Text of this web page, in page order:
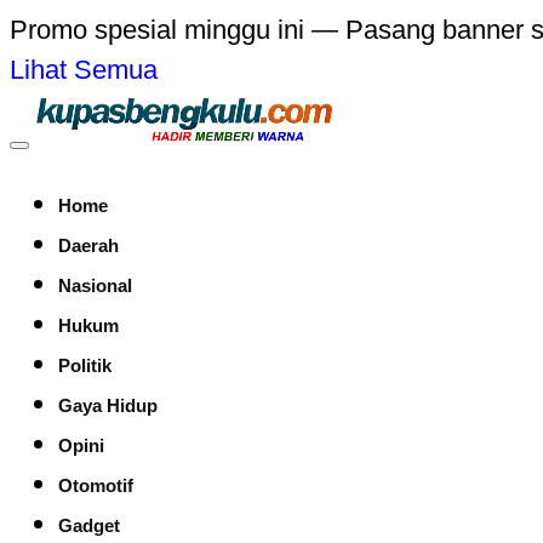
Promo spesial minggu ini — Pasang banner
Lihat Semua
Home
Daerah
Nasional
Hukum
Politik
Gaya Hidup
Opini
Otomotif
Gadget